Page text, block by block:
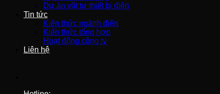
Dự án vật tư thiết bị điện
Tin tức
Kiến thức ngành điện
Kiến thức tổng hợp
Hoạt động công ty
Liên hệ